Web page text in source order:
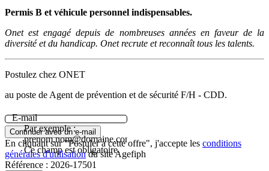
Permis B et véhicule personnel indispensables.
Onet est engagé depuis de nombreuses années en faveur de la
diversité et du handicap. Onet recrute et reconnaît tous les talents.
Postulez chez ONET
au poste de Agent de prévention et de sécurité F/H - CDD.
E-mail
Par exemple :
prenom.nom@domaine.com.
Ce champ est obligatoire.
Continuer avec un e-mail
En cliquant sur "Postuler à cette offre", j'accepte les conditions
générales d'utilisationdu site Agefiph
Référence : 2026-17501